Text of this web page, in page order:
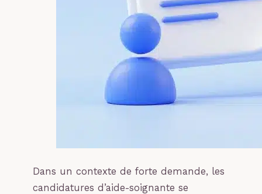
Dans un contexte de forte demande, les
candidatures d’aide-soignante se